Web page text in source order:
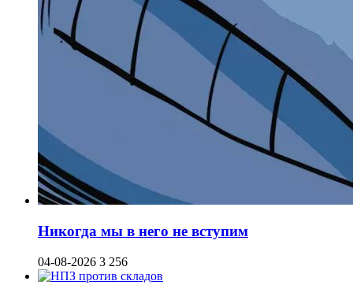
Никогда мы в него не вступим
04-08-2026 3 256